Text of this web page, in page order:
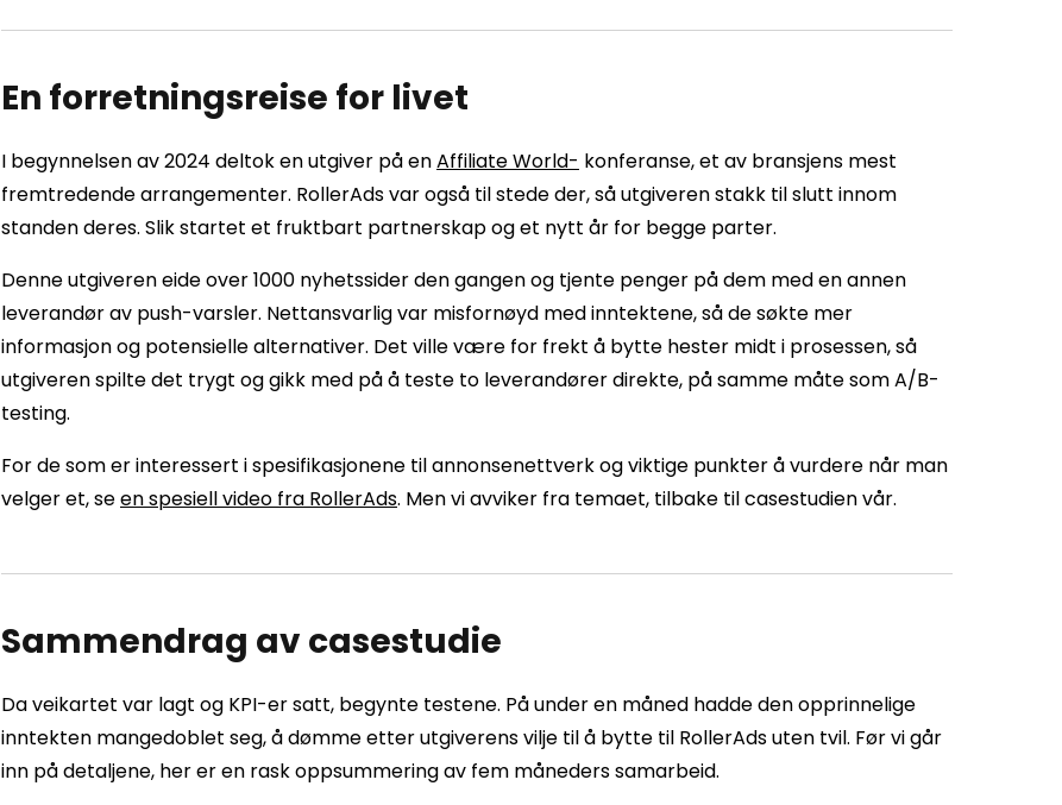
En forretningsreise for livet
I begynnelsen av 2024 deltok en utgiver på enAffiliate World- konferanse, et av bransjens mest
fremtredende arrangementer. RollerAds var også til stede der, så utgiveren stakk til slutt innom
standen deres. Slik startet et fruktbart partnerskap og et nytt år for begge parter.
Denne utgiveren eide over 1000 nyhetssider den gangen og tjente penger på dem med en annen
leverandør av push-varsler. Nettansvarlig var misfornøyd med inntektene, så de søkte mer
informasjon og potensielle alternativer. Det ville være for frekt å bytte hester midt i prosessen, så
utgiveren spilte det trygt og gikk med på å teste to leverandører direkte, på samme måte som A/B-
testing.
For de som er interessert i spesifikasjonene til annonsenettverk og viktige punkter å vurdere når man
velger et, seen spesiell video fra RollerAds. Men vi avviker fra temaet, tilbake til casestudien vår.
Sammendrag av casestudie
Da veikartet var lagt og KPI-er satt, begynte testene. På under en måned hadde den opprinnelige
inntekten mangedoblet seg, å dømme etter utgiverens vilje til å bytte til RollerAds uten tvil. Før vi går
inn på detaljene, her er en rask oppsummering av fem måneders samarbeid.